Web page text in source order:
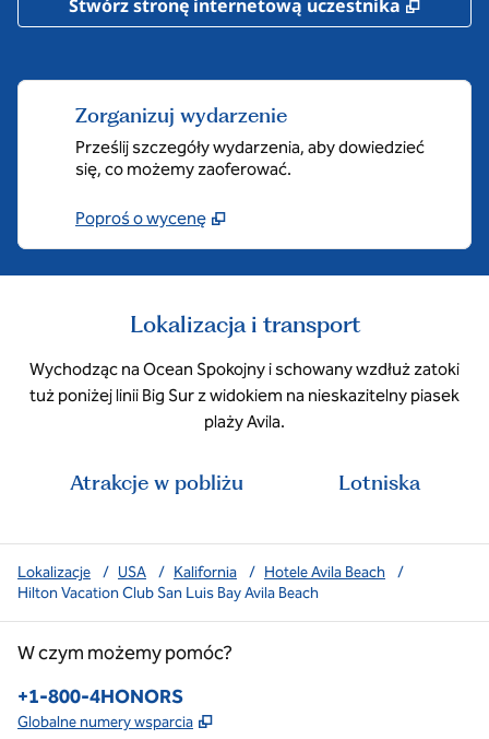
Stwórz stronę internetową uczestnika
Zorganizuj wydarzenie
Prześlij szczegóły wydarzenia, aby dowiedzieć
się, co możemy zaoferować.
Poproś o wycenę
Lokalizacja i transport
Wychodząc na Ocean Spokojny i schowany wzdłuż zatoki
tuż poniżej linii Big Sur z widokiem na nieskazitelny piasek
plaży Avila.
Atrakcje w pobliżu Lotniska
Lokalizacje / USA / Kalifornia / Hotele Avila Beach
/
Hilton Vacation Club San Luis Bay Avila Beach
W czym możemy pomóc?
Telefon:
+1-800-4HONORS
Globalne numery wsparcia ,